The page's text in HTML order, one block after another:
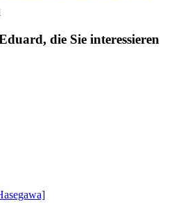
die Sie interessieren